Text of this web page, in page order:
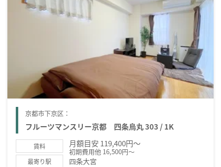
京都市下京区：
フルーツマンスリー京都 四条烏丸 303 / 1K
賃料 月額目安 119,400円～
初期費用他 16,500円～
最寄り駅 四条大宮